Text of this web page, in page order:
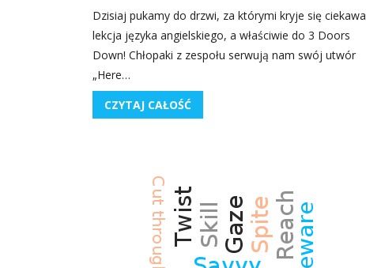
Dzi­siaj puka­my do drzwi, za któ­ry­mi kry­je się cie­ka­wa
lek­cja języ­ka angiel­skie­go, a wła­ści­wie do 3 Doors
Down! Chło­pa­ki z zespo­łu ser­wu­ją nam swój utwór
„Here…
CZYTAJ CAŁOŚĆ